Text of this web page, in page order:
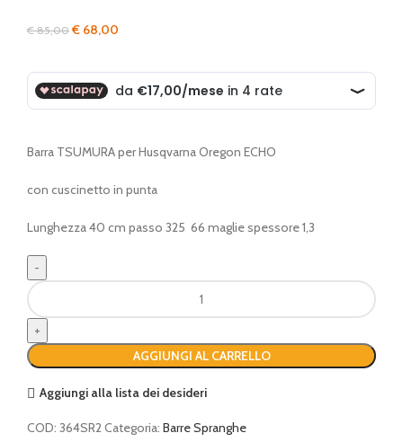
€85,00Il
era:
€ 85,00.
€ 68,00
è:
€ 68,00.
Barra TSUMURA per Husqvarna Oregon ECHO
con cuscinetto in punta
Lunghezza 40 cm passo 325 66 maglie spessore 1,3
Barra
TSUMURA
40
cm
quantità
AGGIUNGI AL CARRELLO
Aggiungi alla lista dei desideri
COD: 364SR2 Categoria: Barre Spranghe